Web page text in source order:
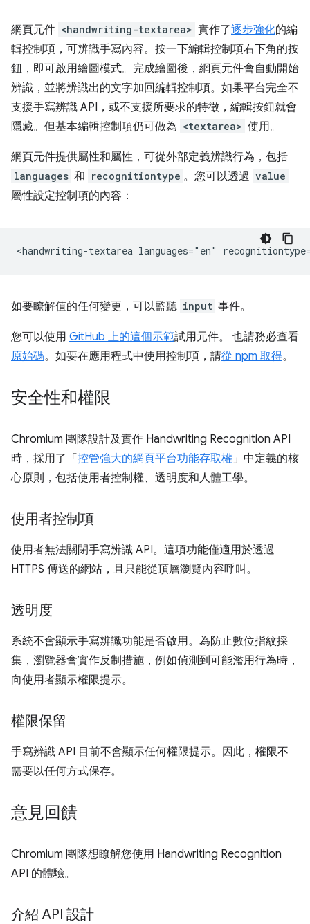
網頁元件 <handwriting-textarea> 實作了逐步強化的編
輯控制項，可辨識手寫內容。按一下編輯控制項右下角的按
鈕，即可啟用繪圖模式。完成繪圖後，網頁元件會自動開始
辨識，並將辨識出的文字加回編輯控制項。如果平台完全不
支援手寫辨識 API，或不支援所要求的特徵，編輯按鈕就會
隱藏。但基本編輯控制項仍可做為 <textarea> 使用。
網頁元件提供屬性和屬性，可從外部定義辨識行為，包括
languages 和 recognitiontype 。您可以透過 value
屬性設定控制項的內容：
如要瞭解值的任何變更，可以監聽 input 事件。
您可以使用 GitHub 上的這個示範試用元件。 也請務必查看
原始碼。如要在應用程式中使用控制項，請從 npm 取得。
安全性和權限
Chromium 團隊設計及實作 Handwriting Recognition API
時，採用了「控管強大的網頁平台功能存取權 」中定義的核
心原則，包括使用者控制權、透明度和人體工學。
使用者控制項
使用者無法關閉手寫辨識 API。這項功能僅適用於透過
HTTPS 傳送的網站，且只能從頂層瀏覽內容呼叫。
透明度
系統不會顯示手寫辨識功能是否啟用。為防止數位指紋採
集，瀏覽器會實作反制措施，例如偵測到可能濫用行為時，
向使用者顯示權限提示。
權限保留
手寫辨識 API 目前不會顯示任何權限提示。因此，權限不
需要以任何方式保存。
意見回饋
Chromium 團隊想瞭解您使用 Handwriting Recognition
API 的體驗。
介紹 API 設計